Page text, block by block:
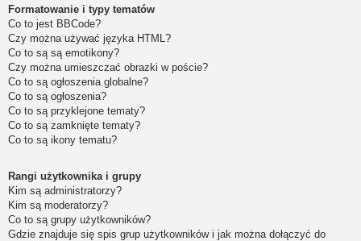
Formatowanie i typy tematów
Co to jest BBCode?
Czy można używać języka HTML?
Co to są są emotikony?
Czy można umieszczać obrazki w poście?
Co to są ogłoszenia globalne?
Co to są ogłoszenia?
Co to są przyklejone tematy?
Co to są zamknięte tematy?
Co to są ikony tematu?
Rangi użytkownika i grupy
Kim są administratorzy?
Kim są moderatorzy?
Co to są grupy użytkowników?
Gdzie znajduje się spis grup użytkowników i jak można dołączyć do